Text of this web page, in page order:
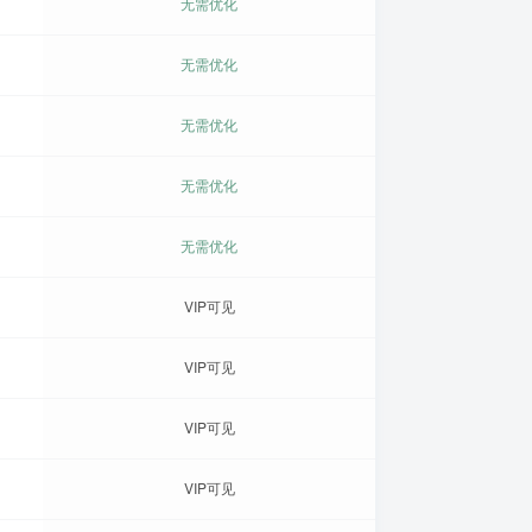
无需优化
无需优化
无需优化
无需优化
VIP可见
VIP可见
VIP可见
VIP可见